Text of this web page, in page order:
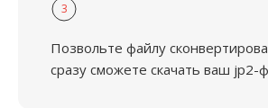
3
Позвольте файлу
сразу сможете скачать ваш jp2-